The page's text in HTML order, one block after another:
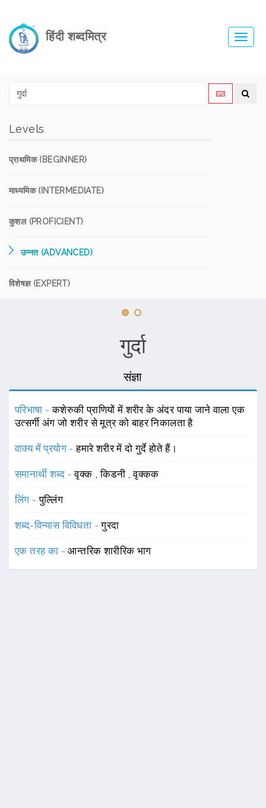
हिंदी शब्दमित्र
Levels
प्राथमिक (BEGINNER)
माध्यमिक (INTERMEDIATE)
कुशल (PROFICIENT)
उन्नत (ADVANCED)
विशेषज्ञ (EXPERT)
गुर्दा
संज्ञा
परिभाषा -कशेरुकी प्राणियों में शरीर के अंदर पाया जाने वाला एक
उत्सर्गी अंग जो शरीर से मूत्र को बाहर निकालता है
वाक्य में प्रयोग -हमारे शरीर में दो गुर्दे होते हैं।
समानार्थी शब्द -वृक्क ,किडनी ,वृक्कक
लिंग -पुल्लिंग
शब्द-विन्यास विविधता -गुरदा
एक तरह का -आन्तरिक शारीरिक भाग